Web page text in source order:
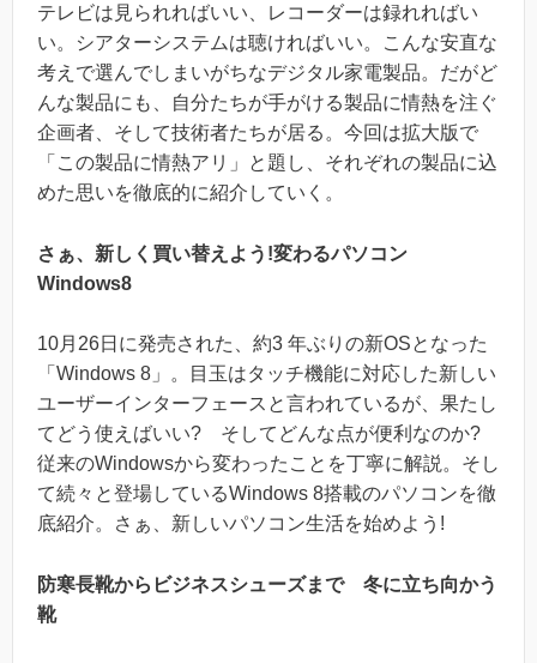
テレビは見られればいい、レコーダーは録れればい
い。シアターシステムは聴ければいい。こんな安直な
考えで選んでしまいがちなデジタル家電製品。だがど
んな製品にも、自分たちが手がける製品に情熱を注ぐ
企画者、そして技術者たちが居る。今回は拡大版で
「この製品に情熱アリ」と題し、それぞれの製品に込
めた思いを徹底的に紹介していく。
さぁ、新しく買い替えよう!変わるパソコン
Windows8
10月26日に発売された、約3 年ぶりの新OSとなった
「Windows 8」。目玉はタッチ機能に対応した新しい
ユーザーインターフェースと言われているが、果たし
てどう使えばいい? そしてどんな点が便利なのか?
従来のWindowsから変わったことを丁寧に解説。そし
て続々と登場しているWindows 8搭載のパソコンを徹
底紹介。さぁ、新しいパソコン生活を始めよう!
防寒長靴からビジネスシューズまで 冬に立ち向かう
靴